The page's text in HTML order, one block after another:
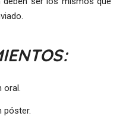
oral.
póster.